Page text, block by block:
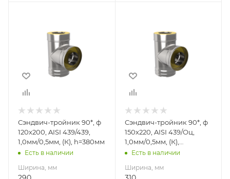
Глубина, мм
380
Материал
Нержавеющая
сталь
Производитель
УМК
Сэндвич-тройник 90*, ф
120х200, AISI 439/439,
1,0мм/0,5мм, (К), h=380мм
Есть в наличии
Ширина, мм
Глубина, мм
400
Материал
Нержавеющая
сталь/
Оцинкованная
сталь
УМК
Сэндвич-тройник 90*, ф
150х220, AISI 439/Оц,
1,0мм/0,5мм, (К),
h=400мм
Есть в наличии
Ширина, мм